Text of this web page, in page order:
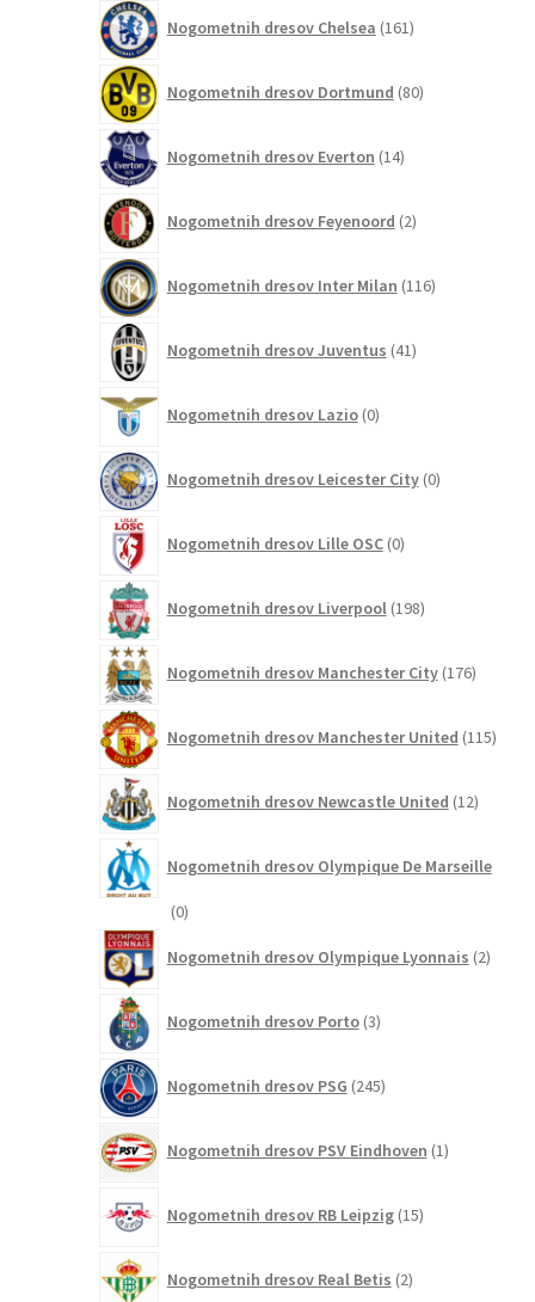
Nogometnih dresov Chelsea 161izdelkov
Nogometnih dresov Dortmund 80izdelkov
Nogometnih dresov Everton 14izdelkov
Nogometnih dresov Feyenoord 2izdelka
Nogometnih dresov Inter Milan 116izdelkov
Nogometnih dresov Juventus 41izdelkov
Nogometnih dresov Lazio 0izdelkov
Nogometnih dresov Leicester City 0izdelkov
Nogometnih dresov Lille OSC 0izdelkov
Nogometnih dresov Liverpool 198izdelkov
Nogometnih dresov Manchester City 176izdelkov
Nogometnih dresov Manchester United 115
Nogometnih dresov Newcastle United 12izdelkov
Nogometnih dresov Olympique De Marseille
00
Nogometnih dresov Olympique Lyonnais 2izdelka
Nogometnih dresov Porto 3izdelki
Nogometnih dresov PSG 245izdelkov
Nogometnih dresov PSV Eindhoven 1izdelek
Nogometnih dresov RB Leipzig 15izdelkov
Nogometnih dresov Real Betis 2izdelka